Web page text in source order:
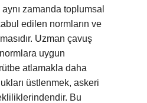
zamanda toplumsal
edilen normların ve
Uzman çavuş
uygun
atlamakla daha
üstlenmek, askeri
Bu